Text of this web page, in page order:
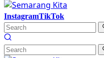
InstagramTikTok